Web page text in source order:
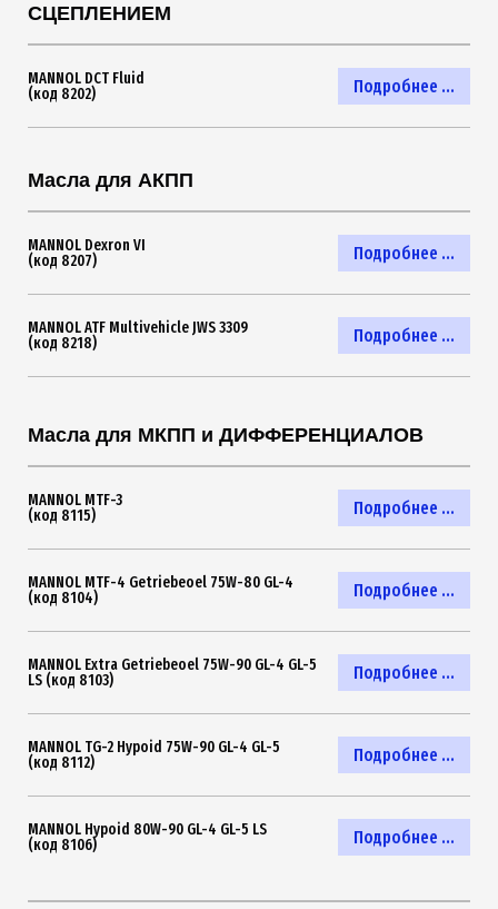
СЦЕПЛЕНИЕМ
Подробнее ...
MANNOL DCT Fluid
(код 8202)
Масла для АКПП
Подробнее ...
MANNOL Dexron VI
(код 8207)
Подробнее ...
MANNOL ATF Multivehicle JWS 3309
(код 8218)
Масла для МКПП и ДИФФЕРЕНЦИАЛОВ
Подробнее ...
MANNOL MTF-3
(код 8115)
Подробнее ...
MANNOL MTF-4 Getriebeoel 75W-80 GL-4
(код 8104)
Подробнее ...
MANNOL Extra Getriebeoel 75W-90 GL-4 GL-5
LS (код 8103)
Подробнее ...
MANNOL TG-2 Hypoid 75W-90 GL-4 GL-5
(код 8112)
Подробнее ...
MANNOL Hypoid 80W-90 GL-4 GL-5 LS
(код 8106)